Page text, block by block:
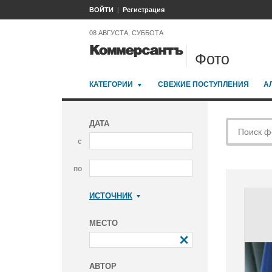
ВОЙТИ Регистрация
08 АВГУСТА, СУББОТА
Фото
КАТЕГОРИИ СВЕЖИЕ ПОСТУПЛЕНИЯ
ДАТА
с
по
ИСТОЧНИК
МЕСТО
АВТОР